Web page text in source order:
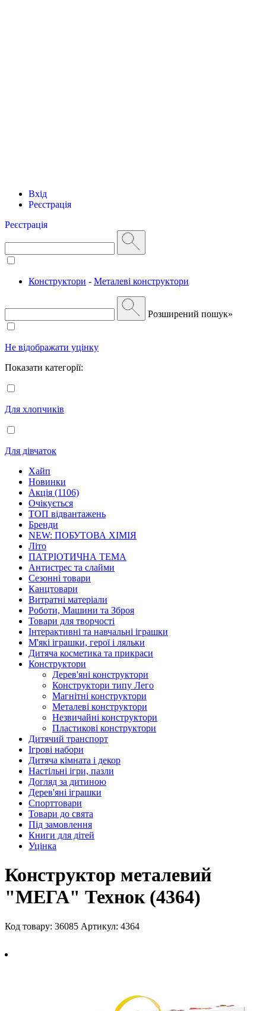
Вхід
Реєстрація
Реєстрація
Конструктори - Металеві конструктори
Розширений пошук»
Не відображати уцінку
Показати категорії:
Для хлопчиків
Для дівчаток
Хайп
Новинки
Акція (1106)
Очікується
ТОП відвантажень
Бренди
NEW: ПОБУТОВА ХІМІЯ
Літо
ПАТРІОТИЧНА ТЕМА
Антистрес та слайми
Сезонні товари
Канцтовари
Витратні матеріали
Роботи, Машини та Зброя
Товари для творчості
Інтерактивні та навчальні іграшки
М'які іграшки, герої і ляльки
Дитяча косметика та прикраси
Конструктори
Дерев'яні конструктори
Конструктори типу Лего
Магнітні конструктори
Металеві конструктори
Незвичайні конструктори
Пластикові конструктори
Дитячий транспорт
Ігрові набори
Дитяча кімната і декор
Настільні ігри, пазли
Догляд за дитиною
Дерев'яні іграшки
Спорттовари
Товари до свята
Під замовлення
Книги для дітей
Уцінка
Конструктор металевий
"МЕГА" Технок (4364)
Код товару: 36085 Артикул: 4364